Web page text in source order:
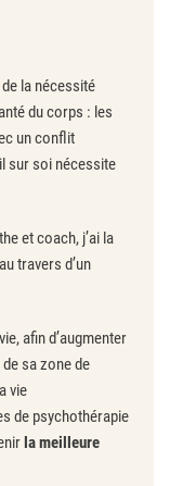
la nécessité
du corps : les
un conflit
sur soi nécessite
et coach, j’ai la
travers d’un
afin d’augmenter
sa zone de
vie
de psychothérapie
la meilleure